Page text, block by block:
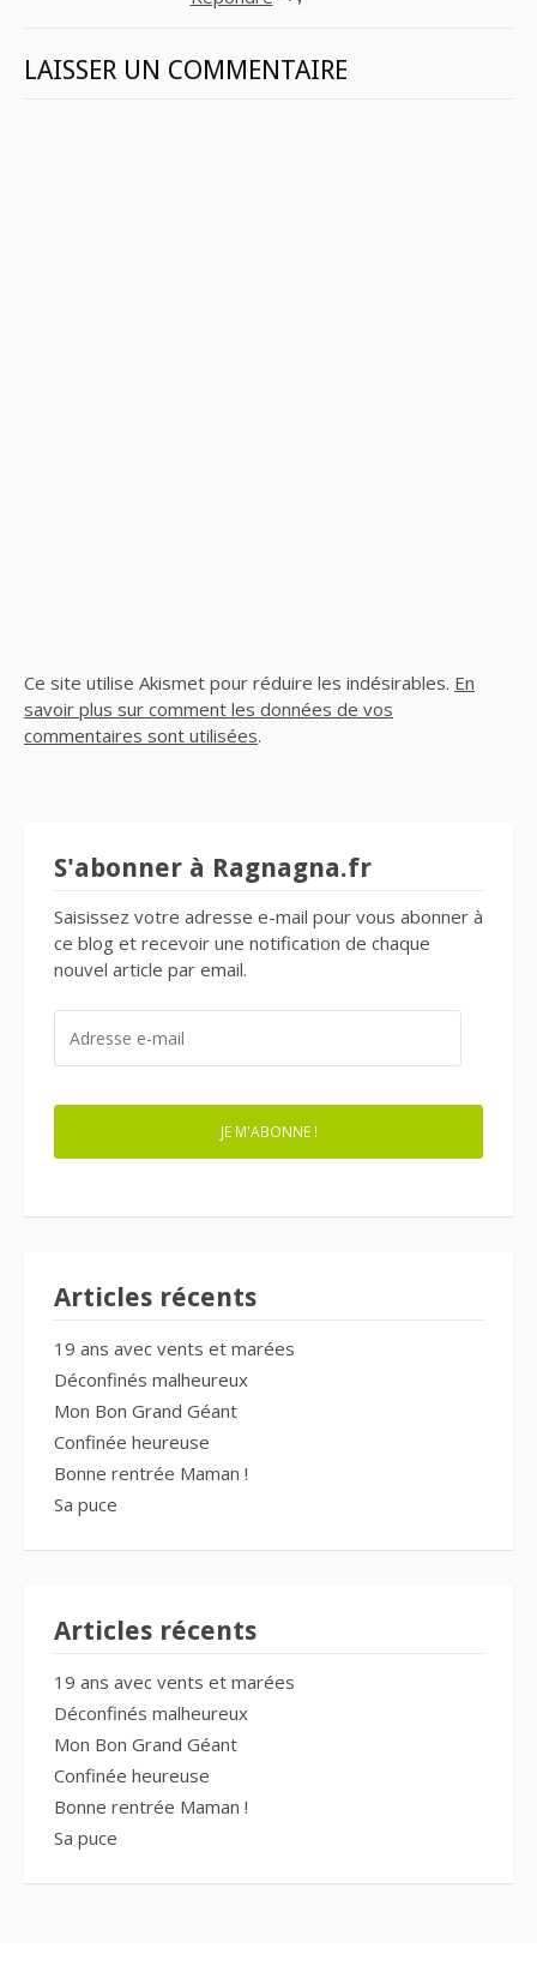
LAISSER UN COMMENTAIRE
Ce site utilise Akismet pour réduire les indésirables. En
savoir plus sur comment les données de vos
commentaires sont utilisées.
S'abonner à Ragnagna.fr
Saisissez votre adresse e-mail pour vous abonner à
ce blog et recevoir une notification de chaque
nouvel article par email.
MAIL
JE M'ABONNE !
Articles récents
19 ans avec vents et marées
Déconfinés malheureux
Mon Bon Grand Géant
Confinée heureuse
Bonne rentrée Maman !
Sa puce
Articles récents
19 ans avec vents et marées
Déconfinés malheureux
Mon Bon Grand Géant
Confinée heureuse
Bonne rentrée Maman !
Sa puce